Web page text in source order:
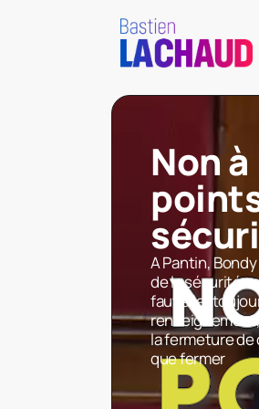
Non
A Pantin,
de la sécurité
faut aller
la fermeture de
que fermer